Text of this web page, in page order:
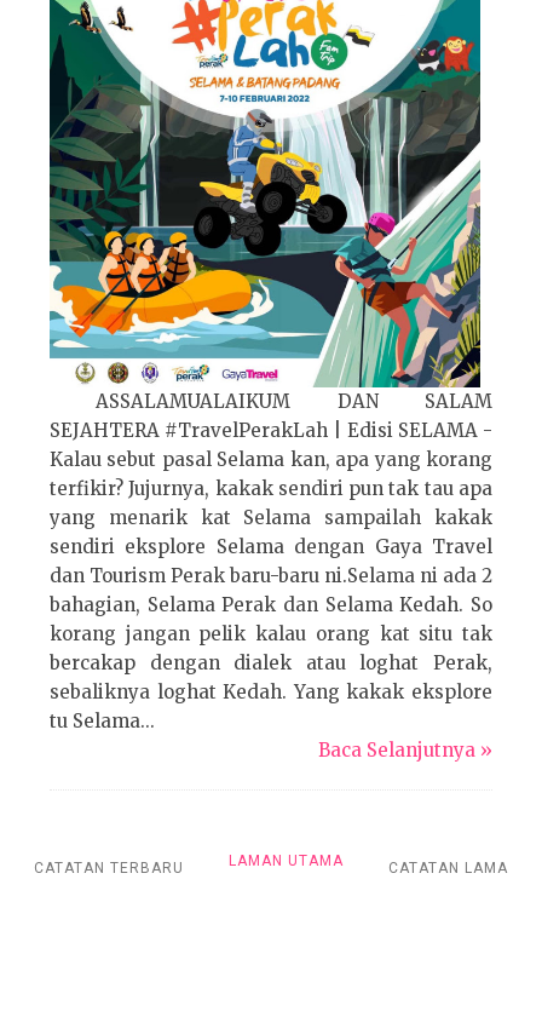
ASSALAMUALAIKUM DAN SALAM
SEJAHTERA #TravelPerakLah | Edisi SELAMA -
Kalau sebut pasal Selama kan, apa yang korang
terfikir? Jujurnya, kakak sendiri pun tak tau apa
yang menarik kat Selama sampailah kakak
sendiri eksplore Selama dengan Gaya Travel
dan Tourism Perak baru-baru ni.Selama ni ada 2
bahagian, Selama Perak dan Selama Kedah. So
korang jangan pelik kalau orang kat situ tak
bercakap dengan dialek atau loghat Perak,
sebaliknya loghat Kedah. Yang kakak eksplore
tu Selama...
Baca Selanjutnya »
CATATAN TERBARU CATATAN LAMA
LAMAN UTAMA